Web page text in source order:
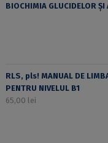
BIOCHIMIA GLUCIDELOR ȘI
RLS, pls! MANUAL DE
PENTRU NIVELUL B1
65,00 lei